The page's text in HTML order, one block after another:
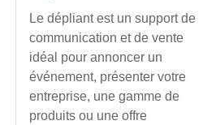
Le dépliant est un support de
communication et de vente
idéal pour annoncer un
événement, présenter votre
entreprise, une gamme de
produits ou une offre